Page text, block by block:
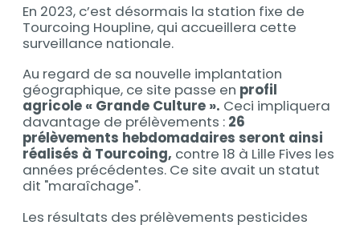
En 2023, c’est désormais la station fixe de
Tourcoing Houpline, qui accueillera cette
surveillance nationale.
Au regard de sa nouvelle implantation
géographique, ce site passe en profil
agricole « Grande Culture ». Ceci impliquera
davantage de prélèvements : 26
prélèvements hebdomadaires seront ainsi
réalisés à Tourcoing, contre 18 à Lille Fives les
années précédentes. Ce site avait un statut
dit "maraîchage".
Les résultats des prélèvements pesticides